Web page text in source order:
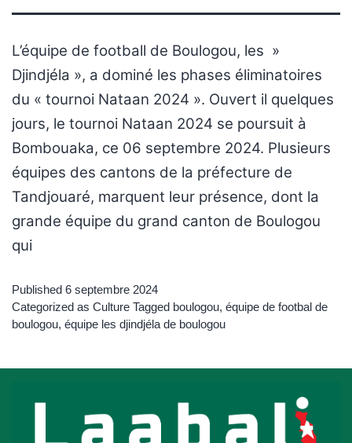
L’équipe de football de Boulogou, les »
Djindjéla », a dominé les phases éliminatoires
du « tournoi Nataan 2024 ». Ouvert il quelques
jours, le tournoi Nataan 2024 se poursuit à
Bombouaka, ce 06 septembre 2024. Plusieurs
équipes des cantons de la préfecture de
Tandjouaré, marquent leur présence, dont la
grande équipe du grand canton de Boulogou
qui
Published 6 septembre 2024
Categorized as Culture Tagged boulogou, équipe de footbal de
boulogou, équipe les djindjéla de boulogou